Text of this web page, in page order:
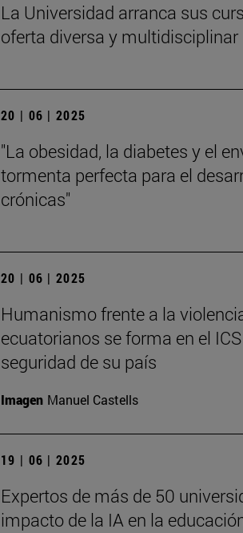
La Universidad arranca sus
oferta diversa y multidisciplinar
20 | 06 | 2025
"La obesidad, la diabetes y el
tormenta perfecta para el
crónicas"
20 | 06 | 2025
Humanismo frente a la
ecuatorianos se forma en el
seguridad de su país
Imagen Manuel Castells
19 | 06 | 2025
Expertos de más de 50
impacto de la IA en la